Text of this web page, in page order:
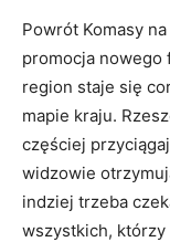
Powrót Komasy
promocja nowego
region staje się
mapie kraju.
częściej
widzowie
indziej trzeba
wszystkich, którzy